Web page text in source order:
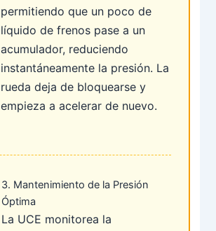
permitiendo que un poco de
líquido de frenos pase a un
acumulador, reduciendo
instantáneamente la presión. La
rueda deja de bloquearse y
empieza a acelerar de nuevo.
3. Mantenimiento de la Presión
Óptima
La UCE monitorea la